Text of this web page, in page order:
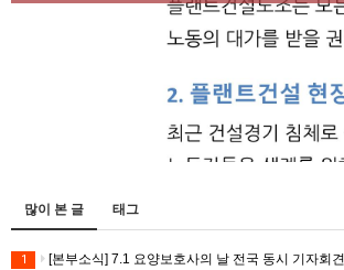
많이 본 글 태그
1 [본부소식] 7.1 요양보호사의 날 전국 동시 기자회견